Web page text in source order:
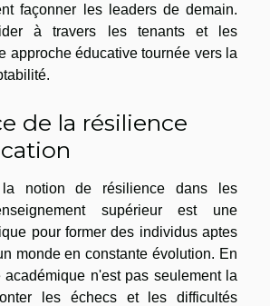
façonner les leaders de demain.
à travers les tenants et les
approche éducative tournée vers la
de la résilience
la notion de résilience dans les
supérieur est une
pour former des individus aptes
monde en constante évolution. En
n'est pas seulement la
les échecs et les difficultés